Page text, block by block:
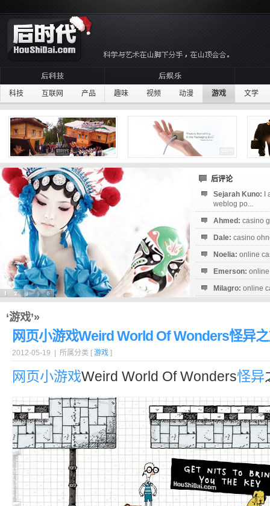
科技 互联网 产品 趣味 视频 动漫 游戏 文学
后评论
Sejarah Kuno:
weblog po...
Ahmed: casino
Dale: casino
Noelia: online
Emerson:
Milagro: online
‘游戏’»
网页小游戏Weird World Of Wonders怪异
2012-05-19 | 所属分类 [ 游戏 ]
网页小游戏Weird World Of Wonders怪异